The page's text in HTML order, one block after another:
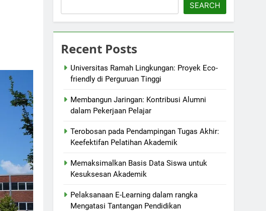
SEARCH
Recent Posts
Universitas Ramah Lingkungan: Proyek Eco-
friendly di Perguruan Tinggi
Membangun Jaringan: Kontribusi Alumni
dalam Pekerjaan Pelajar
Terobosan pada Pendampingan Tugas Akhir:
Keefektifan Pelatihan Akademik
Memaksimalkan Basis Data Siswa untuk
Kesuksesan Akademik
Pelaksanaan E-Learning dalam rangka
Mengatasi Tantangan Pendidikan